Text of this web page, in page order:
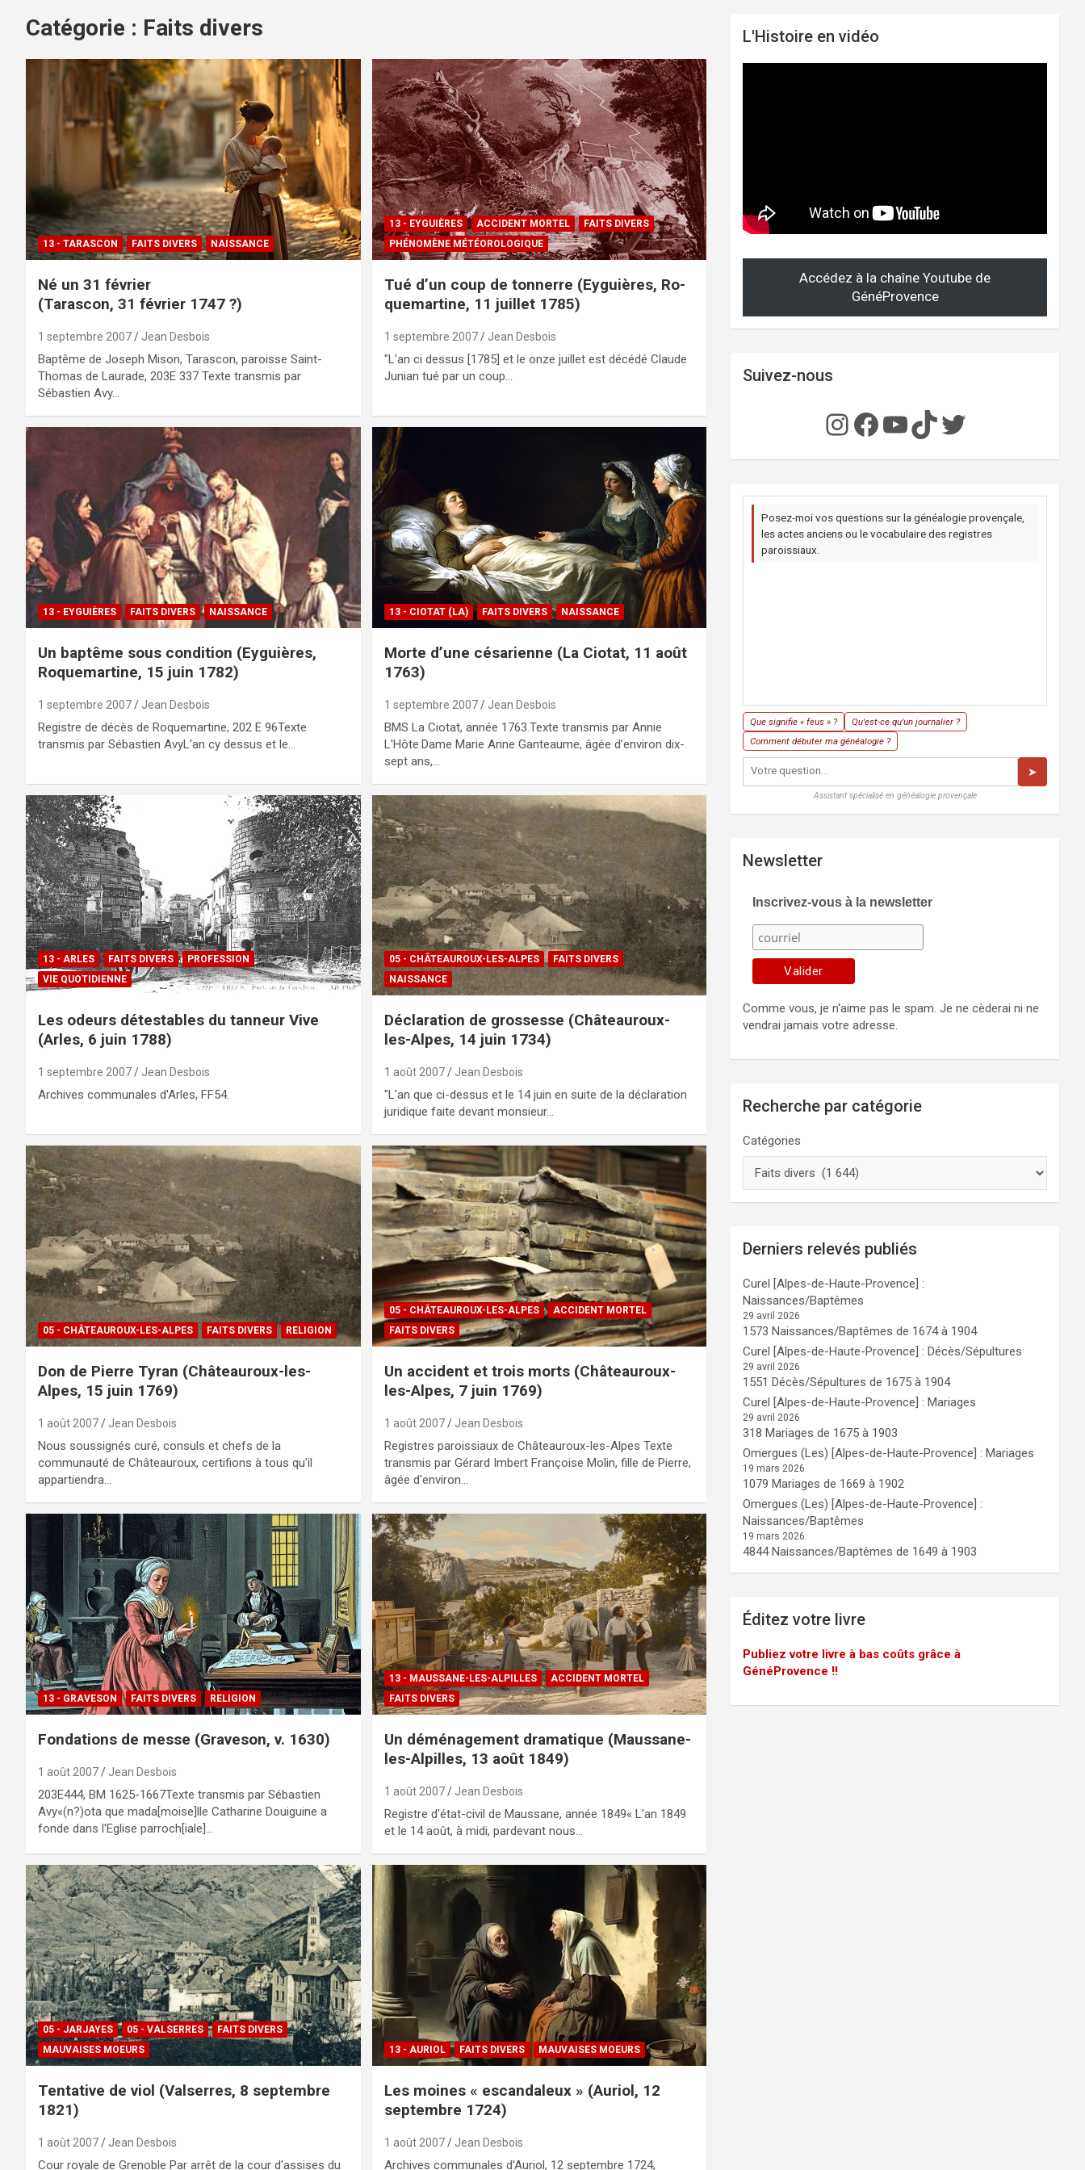
Catégorie : Faits divers
13 - TARASCON FAITS DIVERS NAISSANCE
Né un 31 février
(Tarascon, 31 février 1747 ?)
1 septembre 2007 Jean Desbois
Baptême de Joseph Mison, Tarascon, paroisse Saint-
Thomas de Laurade, 203E 337 Texte transmis par
Sébastien Avy…
13 - EYGUIÈRES ACCIDENT MORTEL
FAITS DIVERS
PHÉNOMÈNE MÉTÉOROLOGIQUE
Tué d’un coup de ton­nerre (Ey­guiè­res, Ro­
que­mar­tine, 11 juil­let 1785)
1 septembre 2007 Jean Desbois
"L'an ci dessus [1785] et le onze juillet est décédé Claude
Junian tué par un coup…
13 - EYGUIÈRES FAITS DIVERS NAISSANCE
Un baptême sous condition (Eyguières,
Roquemartine, 15 juin 1782)
1 septembre 2007 Jean Desbois
Registre de décès de Roquemartine, 202 E 96Texte
transmis par Sébastien AvyL'an cy dessus et le…
13 - CIOTAT (LA) FAITS DIVERS NAISSANCE
Morte d’une césarienne (La Ciotat, 11 août
1763)
1 septembre 2007 Jean Desbois
BMS La Ciotat, année 1763.Texte transmis par Annie
L'Hôte.Dame Marie Anne Ganteaume, âgée d’environ dix-
sept ans,…
13 - ARLES FAITS DIVERS
PROFESSION
VIE QUOTIDIENNE
Les odeurs détestables du tanneur Vive
(Arles, 6 juin 1788)
1 septembre 2007 Jean Desbois
Archives communales d'Arles, FF54.
05 - CHÂTEAUROUX-LES-ALPES
FAITS DIVERS
NAISSANCE
Déclaration de grossesse (Châteauroux-
les-Alpes, 14 juin 1734)
1 août 2007 Jean Desbois
"L'an que ci-dessus et le 14 juin en suite de la déclaration
juridique faite devant monsieur…
05 - CHÂTEAUROUX-LES-ALPES FAITS DIVERS RELIGION
Don de Pierre Tyran (Châteauroux-les-
Alpes, 15 juin 1769)
1 août 2007 Jean Desbois
Nous soussignés curé, consuls et chefs de la
communauté de Châteauroux, certifions à tous qu'il
appartiendra…
05 - CHÂTEAUROUX-LES-ALPES
ACCIDENT MORTEL
FAITS DIVERS
Un accident et trois morts (Châteauroux-
les-Alpes, 7 juin 1769)
1 août 2007 Jean Desbois
Registres paroissiaux de Châteauroux-les-Alpes Texte
transmis par Gérard Imbert Françoise Molin, fille de Pierre,
âgée d'environ…
13 - GRAVESON FAITS DIVERS RELIGION
Fondations de messe (Graveson, v. 1630)
1 août 2007 Jean Desbois
203E444, BM 1625-1667Texte transmis par Sébastien
Avy«(n?)ota que mada[moise]lle Catharine Douiguine a
fonde dans l'Eglise parroch[iale]…
13 - MAUSSANE-LES-ALPILLES
ACCIDENT MORTEL
FAITS DIVERS
Un déménagement dramatique (Maussane-
les-Alpilles, 13 août 1849)
1 août 2007 Jean Desbois
Registre d'état-civil de Maussane, année 1849« L'an 1849
et le 14 août, à midi, pardevant nous…
05 - JARJAYES 05 - VALSERRES
FAITS DIVERS
MAUVAISES MOEURS
Tentative de viol (Valserres, 8 septembre
1821)
1 août 2007 Jean Desbois
Cour royale de Grenoble Par arrêt de la cour d'assises du
13 - AURIOL FAITS DIVERS MAUVAISES MOEURS
Les moines « escandaleux » (Auriol, 12
septembre 1724)
1 août 2007 Jean Desbois
Archives communales d'Auriol, 12 septembre 1724,
L'Histoire en vidéo
Accédez à la chaîne Youtube de
GénéProvence
Suivez-nous
Instagram
Facebook
YouTube
TikTok
Twitter
Posez-moi vos questions sur la généalogie provençale,
les actes anciens ou le vocabulaire des registres
paroissiaux.
Que signifie « feus » ?
Qu'est-ce qu'un journalier ?
Comment débuter ma généalogie ?
➤
Assistant spécialisé en généalogie provençale
Newsletter
Inscrivez-vous à la newsletter
Comme vous, je n'aime pas le spam. Je ne cèderai ni ne
vendrai jamais votre adresse.
Recherche par catégorie
Catégories
Derniers relevés publiés
Curel [Alpes-de-Haute-Provence] :
Naissances/Baptêmes
29 avril 2026
1573 Naissances/Baptêmes de 1674 à 1904
Curel [Alpes-de-Haute-Provence] : Décès/Sépultures
29 avril 2026
1551 Décès/Sépultures de 1675 à 1904
Curel [Alpes-de-Haute-Provence] : Mariages
29 avril 2026
318 Mariages de 1675 à 1903
Omergues (Les) [Alpes-de-Haute-Provence] : Mariages
19 mars 2026
1079 Mariages de 1669 à 1902
Omergues (Les) [Alpes-de-Haute-Provence] :
Naissances/Baptêmes
19 mars 2026
4844 Naissances/Baptêmes de 1649 à 1903
Éditez votre livre
Publiez votre livre à bas coûts grâce à
GénéProvence !!